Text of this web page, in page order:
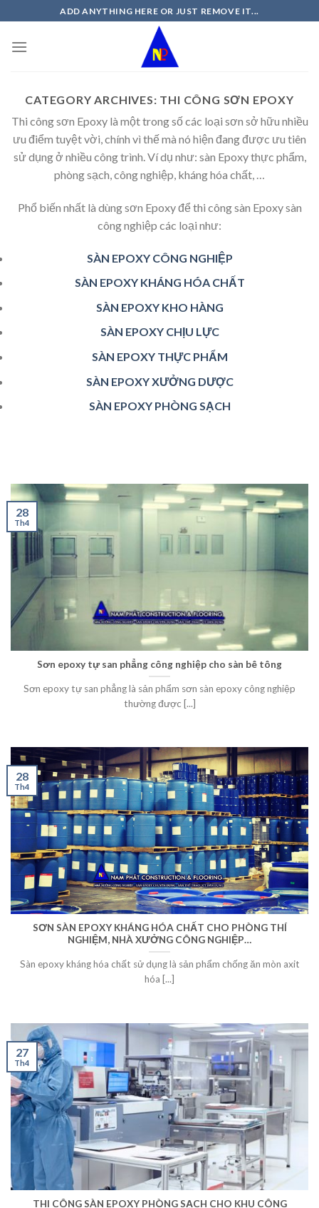
to
content
ADD ANYTHING HERE OR JUST REMOVE IT...
CATEGORY ARCHIVES: THI CÔNG SƠN EPOXY
Thi công sơn Epoxy là một trong số các loại sơn sở hữu nhiều
ưu điểm tuyệt vời, chính vì thế mà nó hiện đang được ưu tiên
sử dụng ở nhiều công trình. Ví dụ như: sàn Epoxy thực phẩm,
phòng sạch, công nghiệp, kháng hóa chất, …
Phổ biến nhất là dùng sơn Epoxy để thi công sàn Epoxy sàn
công nghiệp các loại như:
SÀN EPOXY CÔNG NGHIỆP
SÀN EPOXY KHÁNG HÓA CHẤT
SÀN EPOXY KHO HÀNG
SÀN EPOXY CHỊU LỰC
SÀN EPOXY THỰC PHẨM
SÀN EPOXY XƯỞNG DƯỢC
SÀN EPOXY PHÒNG SẠCH
Sơn epoxy tự san phẳng công nghiệp cho sàn bê tông
Sơn epoxy tự san phẳng là sản phẩm sơn sàn epoxy công nghiệp
thường được [...]
28
Th4
SƠN SÀN EPOXY KHÁNG HÓA CHẤT CHO PHÒNG THÍ
NGHIỆM, NHÀ XƯỞNG CÔNG NGHIỆP…
Sàn epoxy kháng hóa chất sử dụng là sản phẩm chống ăn mòn axit
hóa [...]
28
Th4
THI CÔNG SÀN EPOXY PHÒNG SẠCH CHO KHU CÔNG
27
Th4